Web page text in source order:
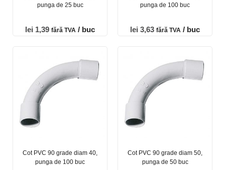
punga de 25 buc
lei 1,39 fără TVA / buc
punga de 100 buc
lei 3,63 fără TVA / buc
Cot PVC 90 grade diam 40,
punga de 100 buc
Cot PVC 90 grade diam 50,
punga de 50 buc